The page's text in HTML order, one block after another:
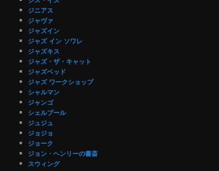
ジニアス
ジャヴァ
ジャズイン
ジャズ イン ソワレ
ジャズキス
ジャズ・ザ・キャット
ジャズベッド
ジャズ ワークショップ
シャルマン
ジャンゴ
シェルブール
ジュジュ
ジョジョ
ジョーク
ジョン・ヘンリーの書斎
スウィング